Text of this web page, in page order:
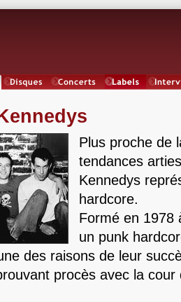
Plus proche de
tendances
Kennedys
hardcore.
Formé en 1978
un punk
des raisons de leur
procès avec la cour